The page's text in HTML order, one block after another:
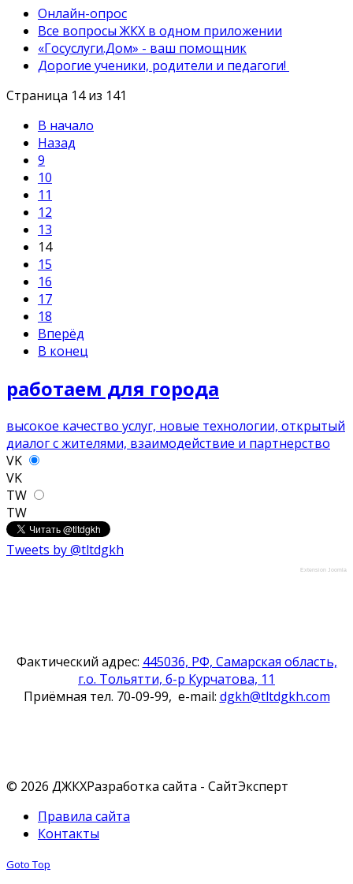
Онлайн-опрос
Все вопросы ЖКХ в одном приложении
«Госуслуги.Дом» - ваш помощник
Дорогие ученики, родители и педагоги!
Страница 14 из 141
В начало
Назад
9
10
11
12
13
14
15
16
17
18
Вперёд
В конец
работаем для города
высокое качество услуг, новые технологии, открытый
диалог с жителями, взаимодействие и партнерство
VK
VK
TW
TW
Tweets by @tltdgkh
Extension Joomla
Фактический адрес: 445036, РФ, Самарская область,
г.о. Тольятти, б-р Курчатова, 11
Приёмная тел. 70-09-99, e-mail: dgkh@tltdgkh.com
© 2026 ДЖКХРазработка сайта - СайтЭксперт
Правила сайта
Контакты
Goto Top